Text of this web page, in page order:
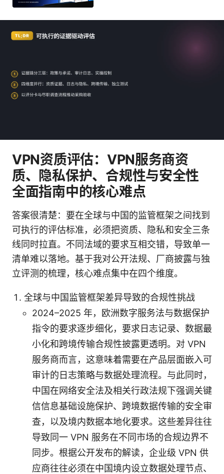
VPN资质评估：VPN服务商资
质、隐私保护、合规性与安全性
全面指南中的核心难点
答案很清楚：要在全球与中国的监管框架之间找到
可执行的评估标准，必须把资质、隐私和安全三条
线同时拉直。不同法域的要求互相交错，导致单一
清单难以落地。基于我对公开法规、厂商披露与独
立评测的梳理，核心难点集中在四个维度。
全球与中国监管框架差异导致的合规性挑战
2024–2025 年，欧洲数字服务法与数据保护
指令的要求逐步细化，要求日志记录、数据最
小化和跨境传输合规性披露更透明。对 VPN
服务商而言，这意味着需要在产品层面嵌入可
审计的日志策略与数据处理流程。与此同时，
中国在网络安全法及相关行政法规下强调关键
信信息基础设施保护、跨境数据传输的安全审
查，以及境内数据本地化要求。这些差异往往
导致同一 VPN 服务在不同市场的合规边界不
同步。根据公开发布的解读，企业级 VPN 供
应商往往必须在中国境内设立数据处理节点、